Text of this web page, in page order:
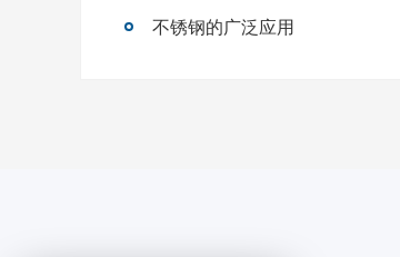
不锈钢的广泛应用